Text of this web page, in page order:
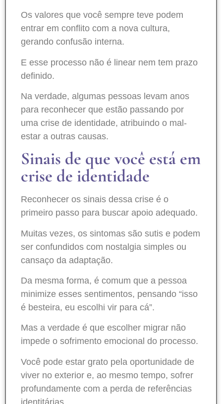
Os valores que você sempre teve podem
entrar em conflito com a nova cultura,
gerando confusão interna.
E esse processo não é linear nem tem prazo
definido.
Na verdade, algumas pessoas levam anos
para reconhecer que estão passando por
uma crise de identidade, atribuindo o mal-
estar a outras causas.
Sinais de que você está em
crise de identidade
Reconhecer os sinais dessa crise é o
primeiro passo para buscar apoio adequado.
Muitas vezes, os sintomas são sutis e podem
ser confundidos com nostalgia simples ou
cansaço da adaptação.
Da mesma forma, é comum que a pessoa
minimize esses sentimentos, pensando “isso
é besteira, eu escolhi vir para cá”.
Mas a verdade é que escolher migrar não
impede o sofrimento emocional do processo.
Você pode estar grato pela oportunidade de
viver no exterior e, ao mesmo tempo, sofrer
profundamente com a perda de referências
identitárias.